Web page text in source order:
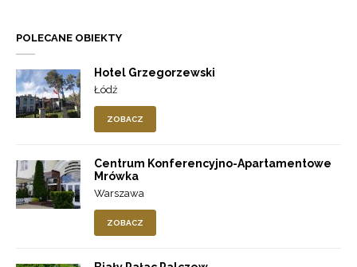
POLECANE OBIEKTY
Hotel Grzegorzewski
Łódź
ZOBACZ
Centrum Konferencyjno-Apartamentowe
Mrówka
Warszawa
ZOBACZ